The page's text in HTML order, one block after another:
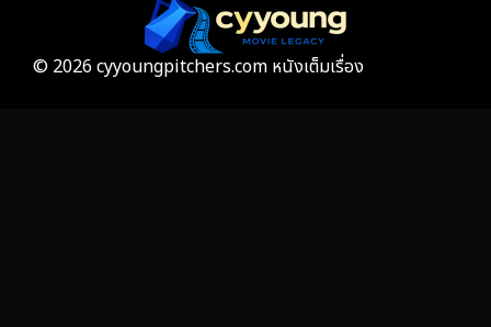
© 2026 cyyoungpitchers.com หนังเต็มเรื่อง